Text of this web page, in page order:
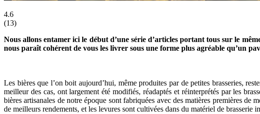
4.6
(13)
Nous allons entamer ici le début d’une série d’articles portant tous sur le
nous paraît cohérent de vous les livrer sous une forme plus agréable qu’un
Les bières que l’on boit aujourd’hui, même produites par de petites brasseries,
meilleur des cas, ont largement été modifiés, réadaptés et réinterprétés par les
bières artisanales de notre époque sont fabriquées avec des matières premières
de meilleurs rendements, et les levures sont cultivées dans du matériel de